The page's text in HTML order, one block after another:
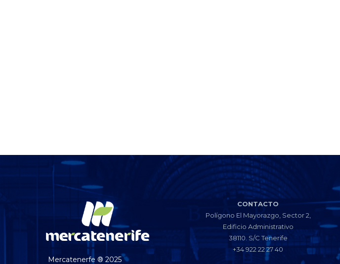
Mercatenerfe ® 2025
CONTACTO
Polígono El Mayorazgo, Sector 2,
Edificio Administrativo
38110. S/C Tenerife
+34 922 22 27 40